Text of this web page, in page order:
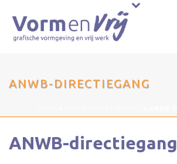
ANWB-DIRECTIEGANG
ANWB-directiegang